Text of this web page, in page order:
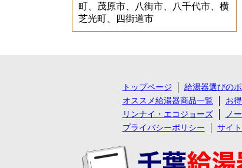
町、茂原市、八街市、八千代市、横
芝光町、四街道市
トップページ 給湯器選びの
オススメ給湯器商品一覧
お
リンナイ・エコジョーズ
ノ
プライバシーポリシー
サイ